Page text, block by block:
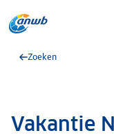
Zoeken
Vakantie